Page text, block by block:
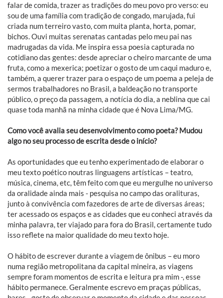
falar de comida, trazer as tradições do meu povo pro verso: eu
sou de uma família com tradição de congado, marujada, fui
criada num terreiro vasto, com muita planta, horta, pomar,
bichos. Ouvi muitas serenatas cantadas pelo meu pai nas
madrugadas da vida. Me inspira essa poesia capturada no
cotidiano das gentes: desde apreciar o cheiro marcante de uma
fruta, como a mexerica; poetizar o gosto de um caqui maduro e,
também, a querer trazer para o espaço de um poema a peleja de
sermos trabalhadores no Brasil, a baldeação no transporte
público, o preço da passagem, a notícia do dia, a neblina que cai
quase toda manhã na minha cidade que é Nova Lima/MG.
Como você avalia seu desenvolvimento como poeta? Mudou
algo no seu processo de escrita desde o início?
As oportunidades que eu tenho experimentado de elaborar o
meu texto poético noutras linguagens artísticas – teatro,
música, cinema, etc, têm feito com que eu mergulhe no universo
da oralidade ainda mais - pesquisa no campo das oralituras,
junto à convivência com fazedores de arte de diversas áreas;
ter acessado os espaços e as cidades que eu conheci através da
minha palavra, ter viajado para fora do Brasil, certamente tudo
isso reflete na maior qualidade do meu texto hoje.
O hábito de escrever durante a viagem de ônibus – eu moro
numa região metropolitana da capital mineira, as viagens
sempre foram momentos de escrita e leitura pra mim -, esse
hábito permanece. Geralmente escrevo em praças públicas,